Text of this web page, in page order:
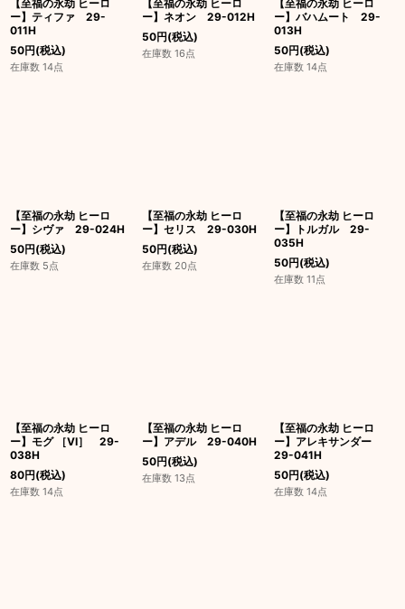
【至福の永劫 ヒーロ
ー】ティファ 29-
011H
50円(税込)
在庫数 14点
【至福の永劫 ヒーロ
ー】ネオン 29-012H
50円(税込)
在庫数 16点
【至福の永劫 ヒーロ
ー】バハムート 29-
013H
50円(税込)
在庫数 14点
【至福の永劫 ヒーロ
ー】シヴァ 29-024H
50円(税込)
在庫数 5点
【至福の永劫 ヒーロ
ー】セリス 29-030H
50円(税込)
在庫数 20点
【至福の永劫 ヒーロ
ー】トルガル 29-
035H
50円(税込)
在庫数 11点
【至福の永劫 ヒーロ
ー】モグ ［VI］ 29-
038H
80円(税込)
在庫数 14点
【至福の永劫 ヒーロ
ー】アデル 29-040H
50円(税込)
在庫数 13点
【至福の永劫 ヒーロ
ー】アレキサンダー
29-041H
50円(税込)
在庫数 14点